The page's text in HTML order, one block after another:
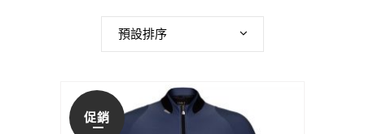
預設排序
促銷